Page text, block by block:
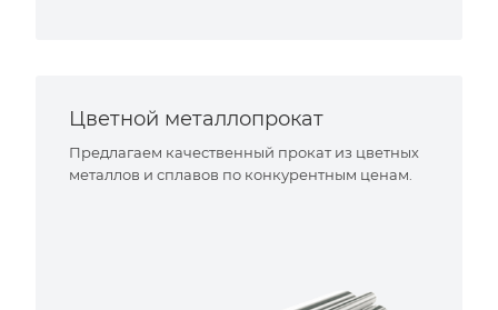
Цветной металлопрокат
Предлагаем качественный прокат из цветных
металлов и сплавов по конкурентным ценам.